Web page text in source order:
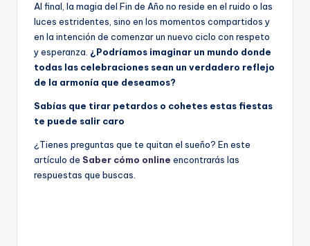
Al final, la magia del Fin de Año no reside en el ruido o las
luces estridentes, sino en los momentos compartidos y
en la intención de comenzar un nuevo ciclo con respeto
y esperanza. ¿Podríamos imaginar un mundo donde
todas las celebraciones sean un verdadero reflejo
de la armonía que deseamos?
Sabías que tirar petardos o cohetes estas fiestas
te puede salir caro
¿Tienes preguntas que te quitan el sueño? En este
artículo de Saber cómo online encontrarás las
respuestas que buscas.